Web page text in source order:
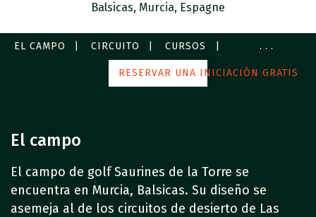
Balsicas, Murcia, Espagne
EL CAMPO CIRCUITO CURSOS
FOTOS A MI ALREDEDOR
...
RESERVAR UNA INICIACIÓN GRATIS
El campo
El campo de golf Saurines de la Torre se
encuentra en Murcia, Balsicas. Su diseño se
asemeja al de los circuitos de desierto de Las